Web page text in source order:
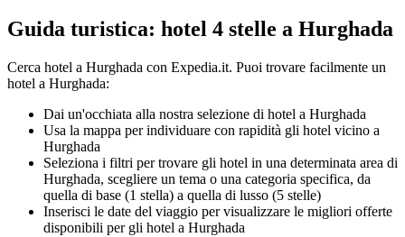
Guida turistica: hotel 4 stelle a Hurghada
Cerca hotel a Hurghada con Expedia.it. Puoi trovare facilmente un
hotel a Hurghada:
Dai un'occhiata alla nostra selezione di hotel a Hurghada
Usa la mappa per individuare con rapidità gli hotel vicino a
Hurghada
Seleziona i filtri per trovare gli hotel in una determinata area di
Hurghada, scegliere un tema o una categoria specifica, da
quella di base (1 stella) a quella di lusso (5 stelle)
Inserisci le date del viaggio per visualizzare le migliori offerte
disponibili per gli hotel a Hurghada